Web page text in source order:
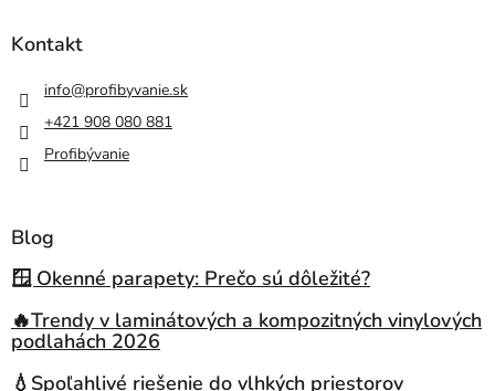
Kontakt
info@profibyvanie.sk
+421 908 080 881
Profibývanie
Blog
🪟 Okenné parapety: Prečo sú dôležité?
🔥Trendy v laminátových a kompozitných vinylových
podlahách 2026
💧Spoľahlivé riešenie do vlhkých priestorov